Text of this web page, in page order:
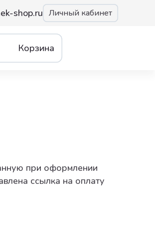
shop.ru Личный кабинет
Корзина
при оформлении
ссылка на оплату